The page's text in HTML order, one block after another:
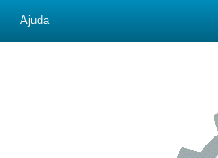
Ajuda